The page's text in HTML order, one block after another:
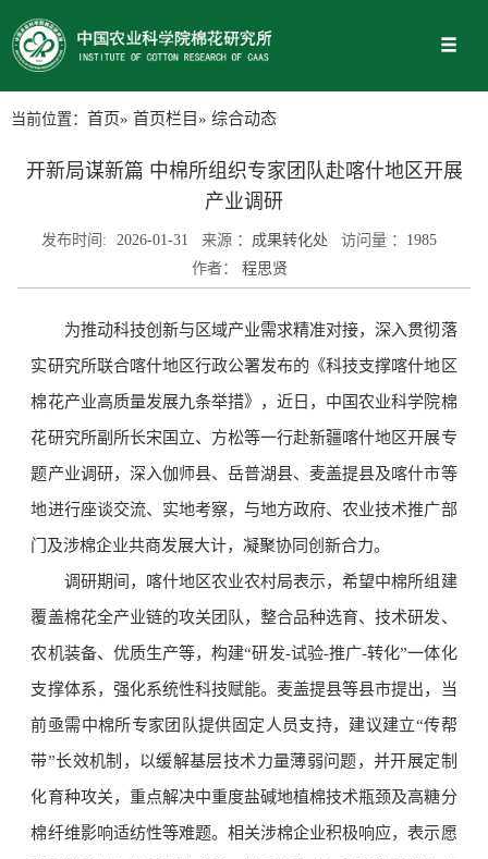
当前位置： 首页» 首页栏目» 综合动态
开新局谋新篇 中棉所组织专家团队赴喀什地区开展
产业调研
发布时间: 2026-01-31 来源 ： 成果转化处 访问量 ： 1985
作者：
程思贤
为推动科技创新与区域产业需求精准对接，深入贯彻落
实研究所联合喀什地区行政公署发布的《科技支撑喀什地区
棉花产业高质量发展九条举措》，近日，中国农业科学院棉
花研究所副所长宋国立、方松等一行赴新疆喀什地区开展专
题产业调研，深入伽师县、岳普湖县、麦盖提县及喀什市等
地进行座谈交流、实地考察，与地方政府、农业技术推广部
门及涉棉企业共商发展大计，凝聚协同创新合力。
调研期间，喀什地区农业农村局表示，希望中棉所组建
覆盖棉花全产业链的攻关团队，整合品种选育、技术研发、
农机装备、优质生产等，构建“研发-试验-推广-转化”一体化
支撑体系，强化系统性科技赋能。麦盖提县等县市提出，当
前亟需中棉所专家团队提供固定人员支持，建议建立“传帮
带”长效机制，以缓解基层技术力量薄弱问题，并开展定制
化育种攻关，重点解决中重度盐碱地植棉技术瓶颈及高糖分
棉纤维影响适纺性等难题。相关涉棉企业积极响应，表示愿